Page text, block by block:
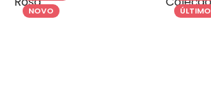
NOVO
ÚLTIMO